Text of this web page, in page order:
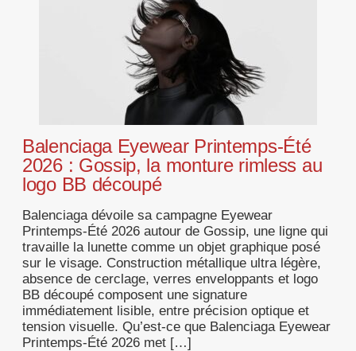
Balenciaga Eyewear Printemps-Été
2026 : Gossip, la monture rimless au
logo BB découpé
Balenciaga dévoile sa campagne Eyewear
Printemps-Été 2026 autour de Gossip, une ligne qui
travaille la lunette comme un objet graphique posé
sur le visage. Construction métallique ultra légère,
absence de cerclage, verres enveloppants et logo
BB découpé composent une signature
immédiatement lisible, entre précision optique et
tension visuelle. Qu’est-ce que Balenciaga Eyewear
Printemps-Été 2026 met […]